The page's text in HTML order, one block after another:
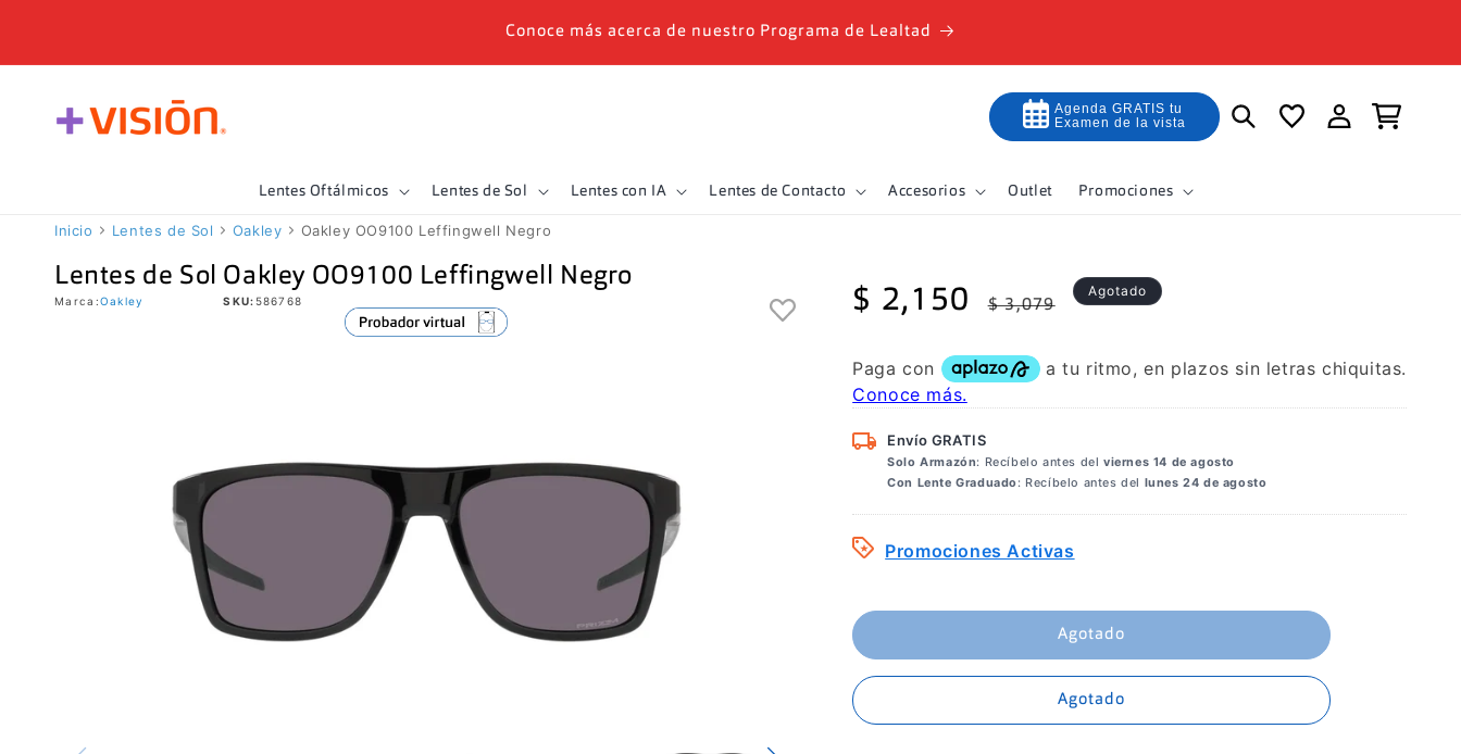
Conoce más acerca de nuestro Programa de Lealtad
Lentes Oftálmicos Lentes de Sol Lentes con IA Lentes de Contacto Accesorios Outlet Promociones
Agenda GRATIS tu
Examen de la vista
Iniciar
sesión
Carrito
Inicio Lentes de Sol Oakley Oakley OO9100 Leffingwell Negro
Lentes de Sol Oakley OO9100 Leffingwell Negro
Marca:Oakley SKU: 586768
Precio
$ 2,150
Precio
$ 3,079
Agotado
Envío GRATIS
Solo Armazón: Recíbelo antes del viernes 14 de agosto
Con Lente Graduado: Recíbelo antes del lunes 24 de agosto
Promociones Activas
Agotado
Agotado